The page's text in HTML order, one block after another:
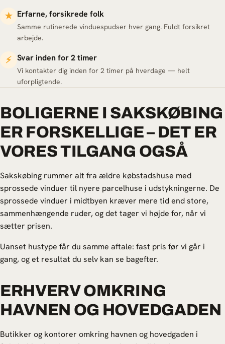
★ Erfarne, forsikrede folk
Samme rutinerede vinduespudser hver gang. Fuldt forsikret
arbejde.
⚡ Svar inden for 2 timer
Vi kontakter dig inden for 2 timer på hverdage — helt
uforpligtende.
BOLIGERNE I SAKSKØBING
ER FORSKELLIGE – DET ER
VORES TILGANG OGSÅ
Sakskøbing rummer alt fra ældre købstadshuse med
sprossede vinduer til nyere parcelhuse i udstykningerne. De
sprossede vinduer i midtbyen kræver mere tid end store,
sammenhængende ruder, og det tager vi højde for, når vi
sætter prisen.
Uanset hustype får du samme aftale: fast pris før vi går i
gang, og et resultat du selv kan se bagefter.
ERHVERV OMKRING
HAVNEN OG HOVEDGADEN
Butikker og kontorer omkring havnen og hovedgaden i